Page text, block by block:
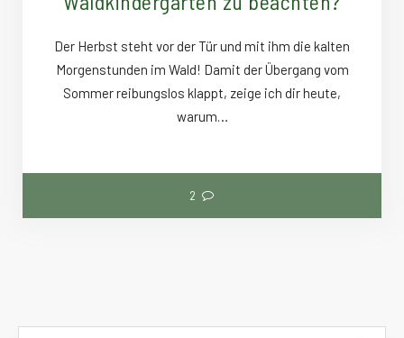
Der Herbst steht vor der Tür und mit ihm die kalten
Morgenstunden im Wald! Damit der Übergang vom
Sommer reibungslos klappt, zeige ich dir heute,
warum…
2